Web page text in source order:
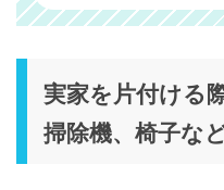
実家を片付ける
掃除機、椅子な